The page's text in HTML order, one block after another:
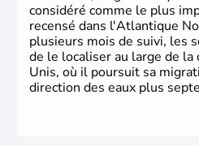
considéré comme le plus
recensé dans l'Atlantique
plusieurs mois de suivi, les
de le localiser au large de la
Unis, où il poursuit sa
direction des eaux plus